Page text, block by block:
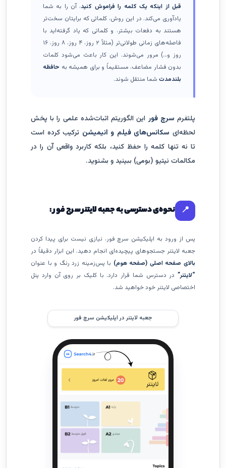
قبل از اینکه یک کلمه را فراموش کنید، آن را به شما
یادآوری می‌کند. در این روش، کلماتی که برایتان سخت‌تر
هستند به دفعات بیشتر، و کلماتی که یاد گرفته‌اید با
فاصله‌های زمانی طولانی‌تر (مثلاً ۲ روز، ۴ روز، ۸ روز، ۱۶
روز و…) مرور می‌شوند. این کار باعث می‌شود کلمات
بدون فشار مضاعف، مستقیماً و برای همیشه به حافظه
بلندمدت شما منتقل شوند.
پلتفرم سرچ فور این الگوریتم اثبات‌شده علمی را با پخش
لحظه‌ای سکانس‌های فیلم و انیمیشن ترکیب کرده است
تا نه تنها کلمه را حفظ کنید، بلکه کاربرد واقعی آن را در
مکالمات نیتیو (بومی) ببینید و بشنوید.
📍 نحوه‌ی دسترسی به جعبه لایتنر سرچ فور :
پس از ورود به اپلیکیشن سرچ فور، نیازی نیست برای پیدا کردن
جعبه لایتنر جستجوهای پیچیده‌ای انجام دهید. این ابزار دقیقاً در
بالای صفحه اصلی (صفحه هوم) با پس‌زمینه زرد رنگ و با عنوان
“لایتنر” در دسترس شما قرار دارد. با کلیک بر روی آن وارد پنل
اختصاصی لایتنر خود خواهید شد.
جعبه لایتنر در اپلیکیشن سرچ فور